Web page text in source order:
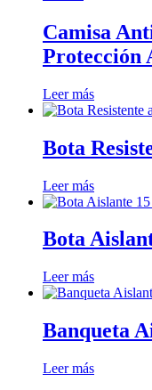
Camisa
Protección
Leer más
Bota
Leer más
Bota
Leer más
Banqueta
Leer más